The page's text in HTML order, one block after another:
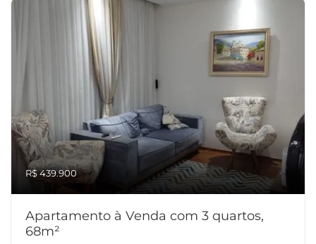
R$ 439.900
Apartamento à Venda com 3 quartos,
68m²